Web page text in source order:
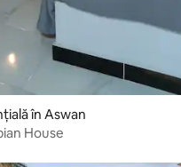
în Aswan
House